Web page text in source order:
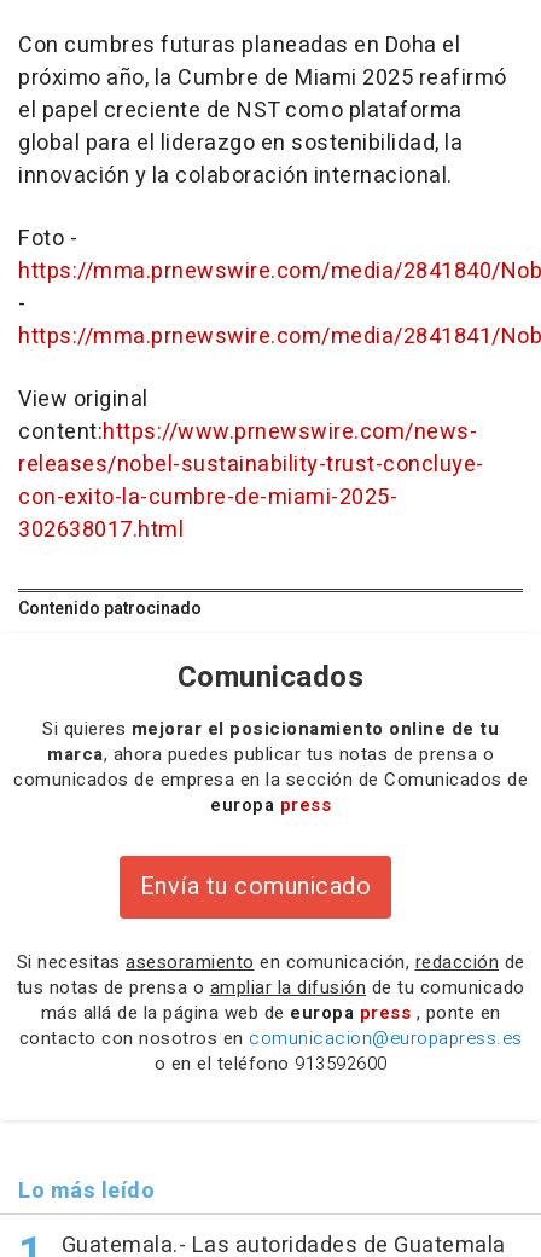
Con cumbres futuras planeadas en Doha el
próximo año, la Cumbre de Miami 2025 reafirmó
el papel creciente de NST como plataforma
global para el liderazgo en sostenibilidad, la
innovación y la colaboración internacional.
Foto -
https://mma.prnewswire.com/media/2841840/
-
https://mma.prnewswire.com/media/2841841/
View original
content:https://www.prnewswire.com/news-
releases/nobel-sustainability-trust-concluye-
con-exito-la-cumbre-de-miami-2025-
302638017.html
Contenido patrocinado
Comunicados
Si quieres mejorar el posicionamiento online de tu
marca, ahora puedes publicar tus notas de prensa o
comunicados de empresa en la sección de Comunicados de
europa press
Envía tu comunicado
Si necesitas asesoramiento en comunicación, redacción de
tus notas de prensa o ampliar la difusión de tu comunicado
más allá de la página web de europa press , ponte en
contacto con nosotros en comunicacion@europapress.es
o en el teléfono 913592600
Lo más leído
Guatemala.- Las autoridades de Guatemala